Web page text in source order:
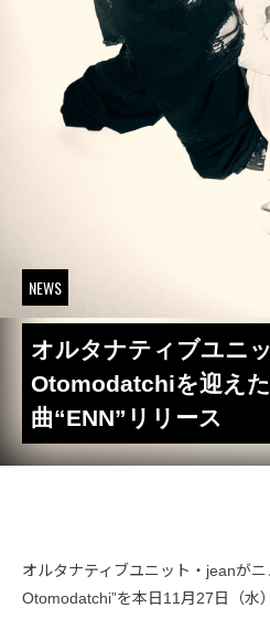
NEWS
オルタナティブユニ
Otomodatchiを迎え
曲“ENN”リリース
オルタナティブユニット・jeanがニ
Otomodatchi”を本日11月27日（水